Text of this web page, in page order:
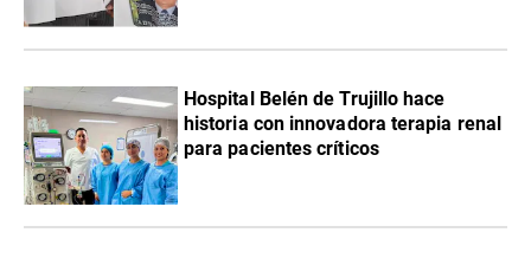
Hospital Belén de Trujillo hace
historia con innovadora terapia renal
para pacientes críticos